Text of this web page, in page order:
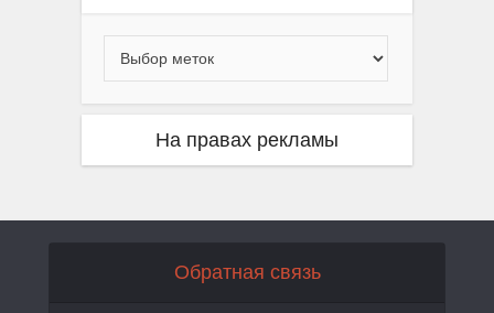
На правах рекламы
Обратная связь